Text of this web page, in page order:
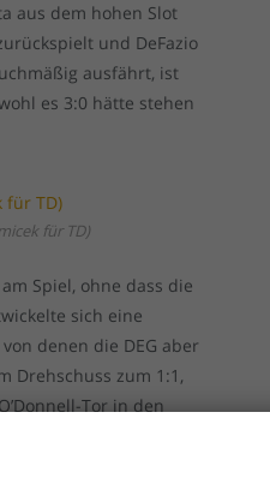
aus dem hohen Slot
und DeFazio
ausfährt, ist
es 3:0 hätte stehen
für TD)
Spiel, ohne dass die
sich eine
denen die DEG aber
Drehschuss zum 1:1,
Tor in den
dem zweiten Drittel, es
jetzt.